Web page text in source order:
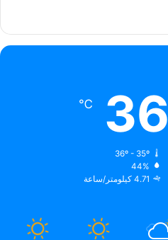
36
℃
36º - 35º
44%
4.71 كيلومتر/ساعة